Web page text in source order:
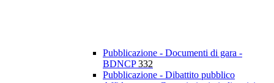
Pubblicazione - Documenti di gara -
BDNCP332
Pubblicazione - Dibattito pubblico